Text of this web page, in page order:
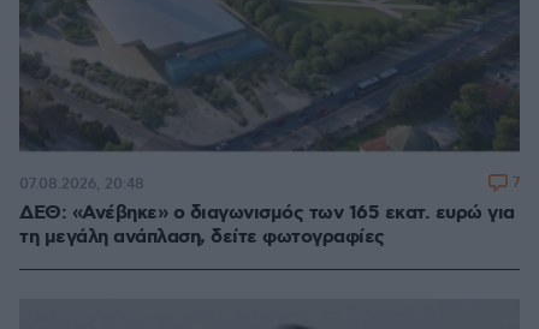
ΔΕΘ: «Ανέβηκε» ο διαγωνισμός των 165 εκατ. ευρώ για
τη μεγάλη ανάπλαση, δείτε φωτογραφίες
07.08.2026, 20:48 7